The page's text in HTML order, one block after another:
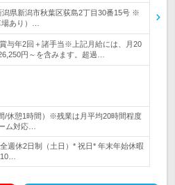
潟県新潟市秋葉区荻島2丁目30番15号 ※
あり）…
与年2回＋諸手当※上記月給には、月20
円～を含みます。超過…
/休憩1時間）※残業は月平均20時間程度
ム対応…
週休2日制（土日）* 祝日* 年末年始休暇